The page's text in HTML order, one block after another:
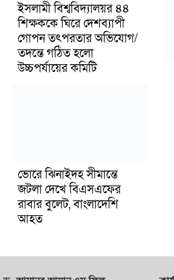
ইসলামী বিশ্ববিদ্যালয়র ৪৪
শিক্ষককে ঘিরে দেশব্যাপী
গোপন তৎপরতার অভিযোগ/
তদন্তে গঠিত হলো
উচ্চপর্যায়ের কমিটি
ভোরে ঝিনাইদহ সীমান্তে
জটলা দেখে বিএসএফের
রাবার বুলেট, বাংলাদেশি
আহত